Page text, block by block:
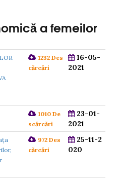
a femeilor
1232 Des
cărcări
16-05-
2021
1010 De
scărcări
23-01-
2021
972 Des
cărcări
25-11-2
020